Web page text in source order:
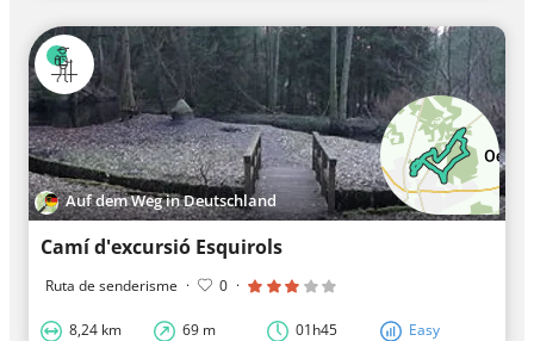
Auf dem Weg in Deutschland
Camí d'excursió Esquirols
Ruta de senderisme · 0 ·
8,24 km 69 m 01h45 Easy